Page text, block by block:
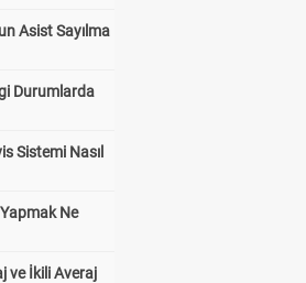
Asist Sayılma
Durumlarda
Sistemi Nasıl
Ne
ve İkili Averaj